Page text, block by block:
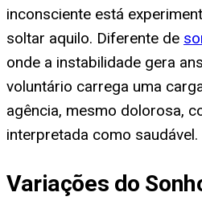
inconsciente está
soltar aquilo. Diferente de
onde a instabilidade gera
voluntário carrega uma
agência, mesmo dolorosa,
interpretada como saudável.
Variações do